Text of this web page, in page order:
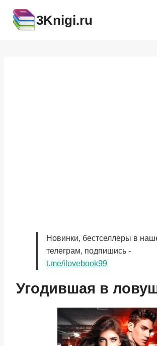
содержимому
3Knigi.ru
Новинки, бестселлеры в
телеграм, подпишись -
t.me/ilovebook99
Угодившая в